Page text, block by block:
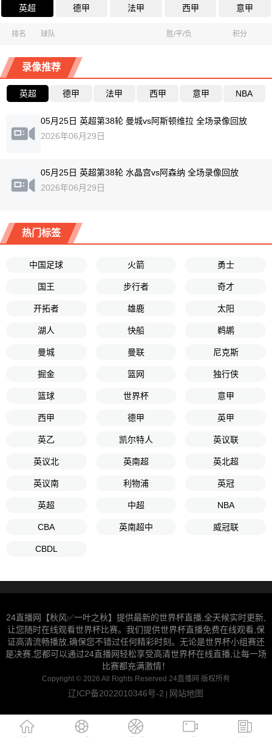
英超 德甲 法甲 西甲 意甲
排名 球队 胜/平/负 积分
录像推荐
英超 德甲 法甲 西甲 意甲 NBA
05月25日 英超第38轮 曼城vs阿斯顿维拉 全场录像回放
2026年06月29日
05月25日 英超第38轮 水晶宫vs阿森纳 全场录像回放
2026年06月29日
热门标签
中国足球 火箭 勇士
国王 步行者 奇才
开拓者 雄鹿 太阳
湖人 快船 鹈鹕
曼城 曼联 尼克斯
掘金 篮网 独行侠
篮球 世界杯 意甲
西甲 德甲 英甲
英乙 凯尔特人 英议联
英议北 英南超 英北超
英议南 利物浦 英冠
英超 中超 NBA
CBA 英南超中 威冠联
CBDL
24直播网【秋风✅一叶之秋】提供最新的世界杯直播,全天候实时更新,
让您随时在线观看世界杯比赛。我们提供世界杯直播免费在线观看,保
证高清流畅播放,确保您不错过任何精彩时刻。无论是世界杯小组赛还
是决赛,您都可以通过24直播网轻松享受高清世界杯在线直播,让每一场
比赛都充满激情！
Copyright © 2026 All Rights Reserved 24直播网 版权所有
辽ICP备2022010346号-2 | 网站地图